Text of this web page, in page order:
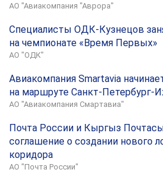
АО "Авиакомпания "Аврора"
Специалисты ОДК-Кузнецов
на чемпионате «Время Первых»
АО "ОДК"
Авиакомпания Smartavia
на маршруте Санкт-Петербург-
АО "Авиакомпания Смартавиа"
Почта России и Кыргыз
соглашение о создании нового
коридора
АО "Почта России"